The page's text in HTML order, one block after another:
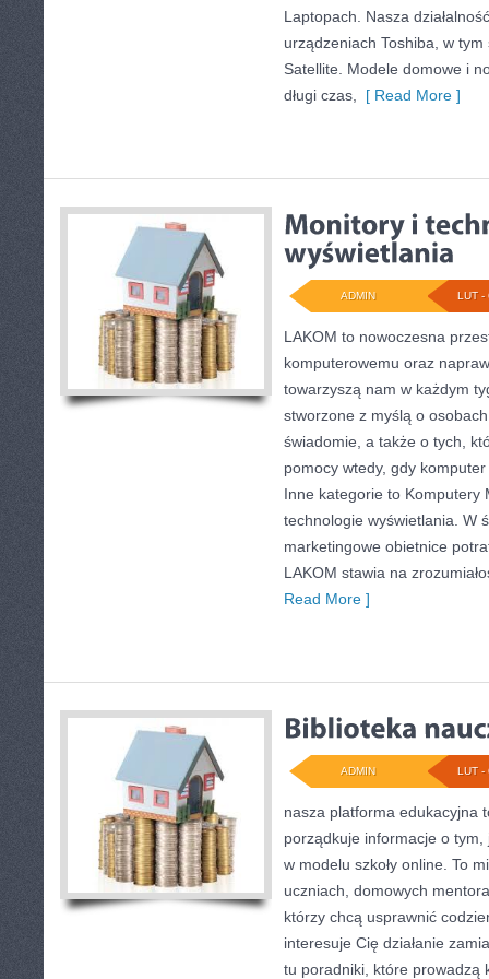
Laptopach. Nasza
urządzeniach Toshiba, w
Satellite. Modele domowe i
długi czas,
[ Read More ]
LUT -
ADMIN
LAKOM to nowoczesna
komputerowemu oraz
towarzyszą nam w każdym
stworzone z myślą o
świadomie, a także o tych,
pomocy wtedy, gdy
Inne kategorie to Komputery
technologie wyświetlania. W
marketingowe obietnice
LAKOM stawia na
Read More ]
LUT -
ADMIN
nasza platforma edukacyjna
porządkuje informacje o
w modelu szkoły online. To
uczniach, domowych
którzy chcą usprawnić
interesuje Cię działanie
tu poradniki, które prowadzą